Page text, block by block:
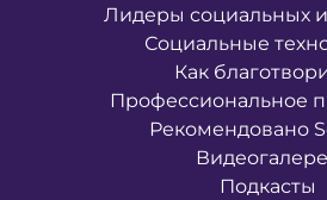
Лидеры социальных
Социальные
Как
Профессиональное
Рекомендовано
Подкасты